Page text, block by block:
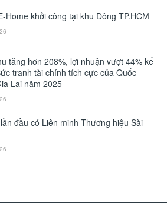
Home khởi công tại khu Đông TP.HCM
tăng hơn 208%, lợi nhuận vượt 44% kế
tranh tài chính tích cực của Quốc
Lai năm 2025
đầu có Liên minh Thương hiệu Sài